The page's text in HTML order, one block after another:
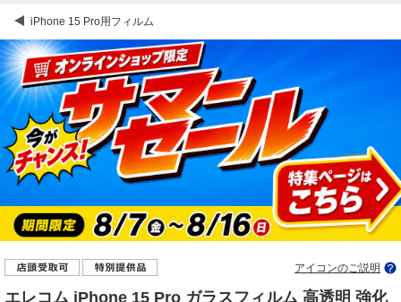
iPhone 15 Pro用フィルム
アイコンのご説明
エレコム iPhone 15 Pro ガラスフィルム 高透明 強化